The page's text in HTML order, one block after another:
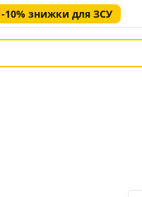
-10% знижки для ЗСУ